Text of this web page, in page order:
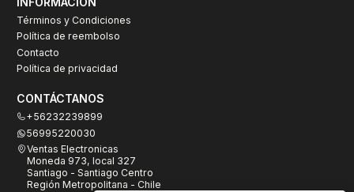
Términos y Condiciones
Política de reembolso
Contacto
Política de privacidad
CONTÁCTANOS
+56232239899
56995220030
Ventas Electronicas
Moneda 973, local 327
Santiago - Santiago Centro
Región Metropolitana - Chile